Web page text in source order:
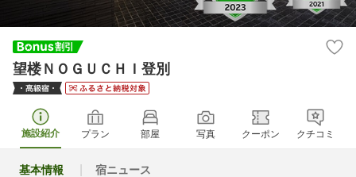
望楼ＮＯＧＵＣＨＩ登別
施設紹介 プラン 部屋 写真 クーポン クチコミ
基本情報 宿ニュース